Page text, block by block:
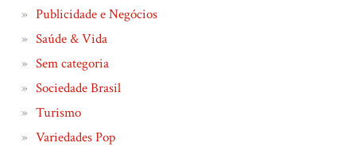
Publicidade e Negócios
Saúde & Vida
Sem categoria
Sociedade Brasil
Turismo
Variedades Pop